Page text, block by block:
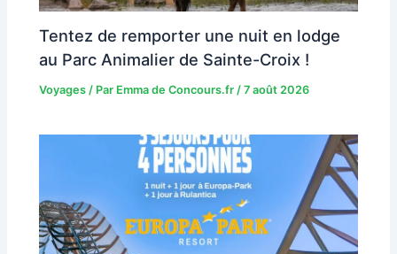
Tentez de remporter une nuit en lodge
au Parc Animalier de Sainte-Croix !
Voyages / Par Emma de Concours.fr/7 août 2026